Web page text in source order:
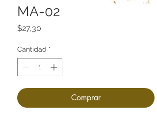
MA-02
$27,30
Cantidad *
Comprar